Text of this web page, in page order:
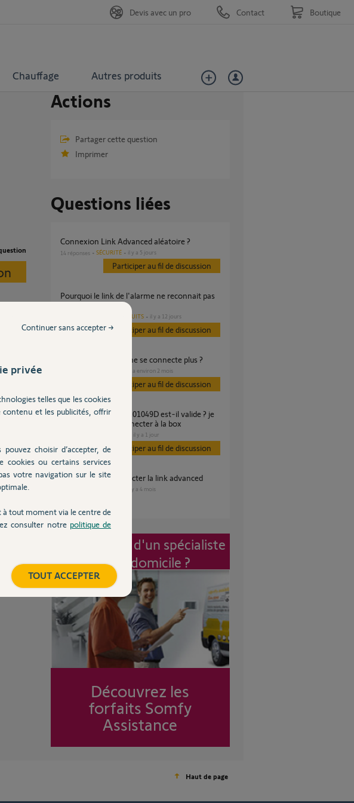
Chauffage Autres produits
Devis avec un pro Contact Boutique
Actions
Partager cette question
Imprimer
Questions liées
Connexion Link Advanced aléatoire ?
14 réponses SÉCURITÉ il y a 5 jours
Participer au fil de discussion
Pourquoi le link de l'alarme ne reconnait pas
le reseau wifi?
AUTRES PRODUITS il y a 12 jours
Participer au fil de discussion
Pourquoi mon Link ne se connecte plus ?
il y a environ 2 mois
Participer au fil de discussion
numero link BU011101049D est-il valide ? je
n'arrive pas à le connecter à la box
il y a 1 jour
Participer au fil de discussion
Impossible de connecter la link advanced
il y a 4 mois
Intervention d'un spécialiste
à mon domicile ?
Découvrez les
forfaits Somfy
Assistance
Haut de page
privée
telles que les cookies
et les publicités, offrir
choisir d’accepter, de
ou certains services
votre navigation sur le site
tout moment via le centre de
consulter notre politique de
Continuer sans accepter →
TOUT ACCEPTER